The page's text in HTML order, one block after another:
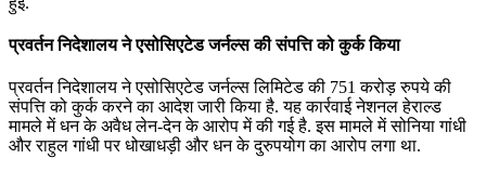
प्रवर्तन निदेशालय ने एसोसिएटेड जर्नल्स की संपत्ति को कुर्क किया
प्रवर्तन निदेशालय ने एसोसिएटेड जर्नल्स लिमिटेड की 751 करोड़ रुपये की
संपत्ति को कुर्क करने का आदेश जारी किया है. यह कार्रवाई नेशनल हेराल्ड
मामले में धन के अवैध लेन-देन के आरोप में की गई है. इस मामले में सोनिया गांधी
और राहुल गांधी पर धोखाधड़ी और धन के दुरुपयोग का आरोप लगा था.